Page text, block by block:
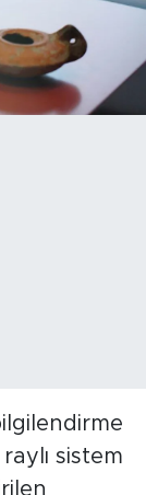
sistem